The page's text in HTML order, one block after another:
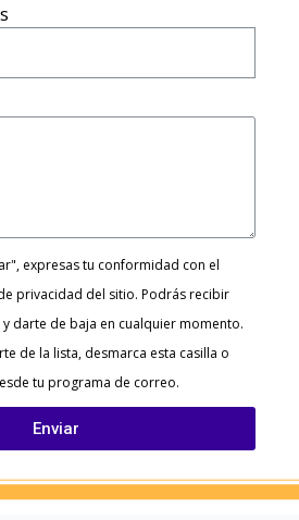
expresas tu conformidad con el
privacidad del sitio. Podrás recibir
darte de baja en cualquier momento.
de la lista, desmarca esta casilla o
tu programa de correo.
Enviar